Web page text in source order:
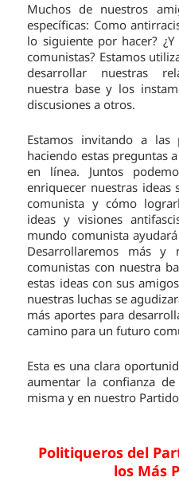
Muchos de nuestros
específicas: Como
lo siguiente por hacer?
comunistas? Estamos
desarrollar nuestras
nuestra base y los
discusiones a otros.
Estamos invitando a las
haciendo estas preguntas
en línea. Juntos
enriquecer nuestras
comunista y cómo
ideas y visiones
mundo comunista
Desarrollaremos más y
comunistas con nuestra
estas ideas con sus
nuestras luchas se
más aportes para
camino para un futuro
Esta es una clara
aumentar la confianza
misma y en nuestro
Politiqueros del
los Más